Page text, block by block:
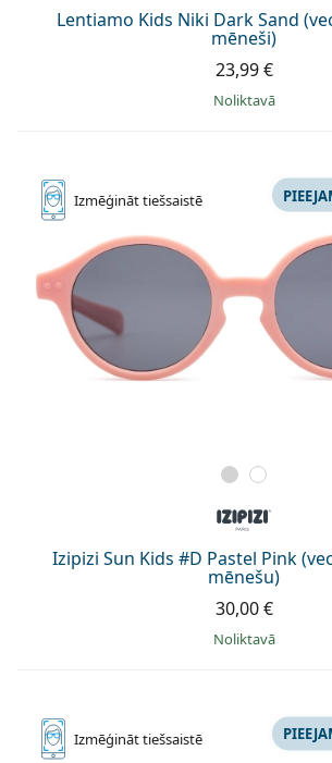
Persol
Lentiamo Kids Niki Dark Sand
mēneši)
23,99 €
Noliktavā
Izmēģināttiešsaistē
Izipizi Sun Kids #D Pastel Pink
mēnešu)
30,00 €
Noliktavā
Izmēģināttiešsaistē